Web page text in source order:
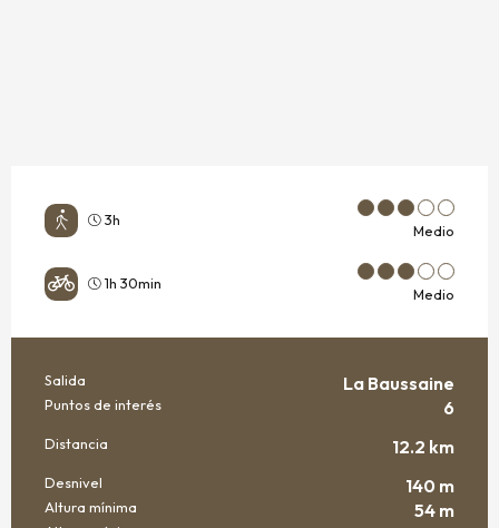
3h
Medio
1h 30min
Medio
INFORMACIÓN PRÁCTICA
Salida La Baussaine
Puntos de interés 6
Distancia 12.2 km
Desnivel 140 m
Altura mínima 54 m